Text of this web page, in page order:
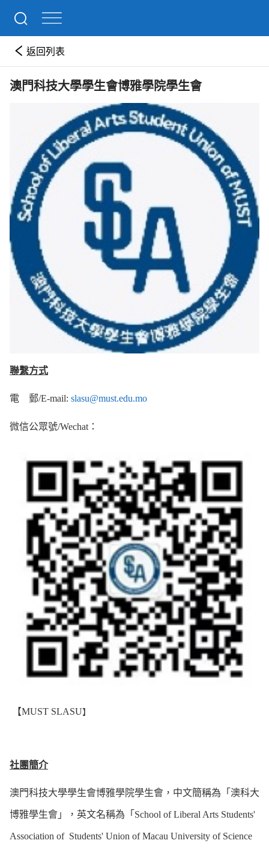
返回列表
澳門科技大學學生會博雅學院學生會
聯繫方式
電 郵/E-mail: slasu@must.edu.mo
微信公眾號/Wechat：
【MUST SLASU】
社團簡介
澳門科技大學學生會博雅學院學生會，中文簡稱為「澳科大
博雅學生會」，英文名稱為「School of Liberal Arts Students'
Association of Students' Union of Macau University of Science